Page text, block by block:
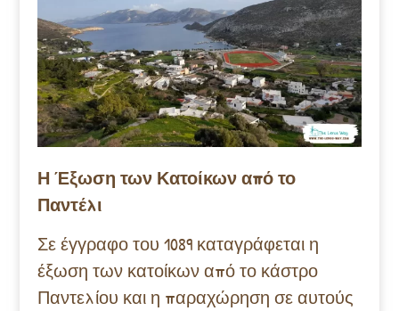
Η Έξωση των Κατοίκων από το
Παντέλι
Σε έγγραφο του 1089 καταγράφεται η
έξωση των κατοίκων από το κάστρο
Παντελίου και η παραχώρηση σε αυτούς